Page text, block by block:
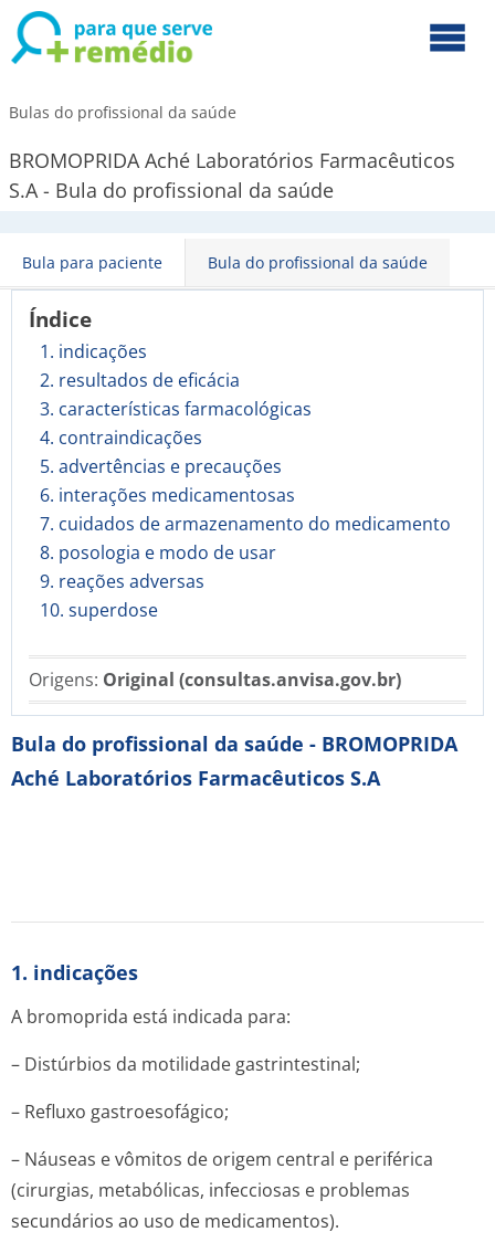
Bulas do profissional da saúde
BROMOPRIDA Aché Laboratórios Farmacêuticos
S.A - Bula do profissional da saúde
Bula para paciente Bula do profissional da saúde
Índice
1. indicações
2. resultados de eficácia
3. características farmacológicas
4. contraindicações
5. advertências e precauções
6. interações medicamentosas
7. cuidados de armazenamento do medicamento
8. posologia e modo de usar
9. reações adversas
10. superdose
Origens: Original (consultas.anvisa.gov.br)
Bula do profissional da saúde - BROMOPRIDA
Aché Laboratórios Farmacêuticos S.A
1. indicações
A bromoprida está indicada para:
– Distúrbios da motilidade gastrintestinal;
– Refluxo gastroesofágico;
– Náuseas e vômitos de origem central e periférica
(cirurgias, metabólicas, infecciosas e problemas
secundários ao uso de medicamentos).